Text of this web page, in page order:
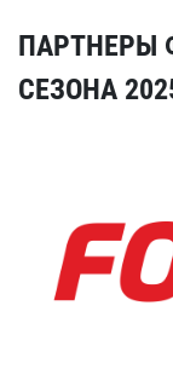
ПАРТНЕРЫ
СЕЗОНА